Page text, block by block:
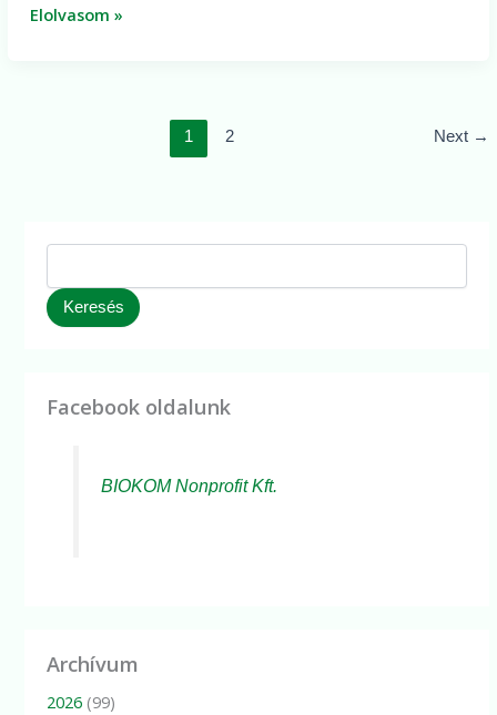
Köztemető
Elolvasom »
1 2 Next →
Keresés
Facebook oldalunk
BIOKOM Nonprofit Kft.
Archívum
2026 (99)